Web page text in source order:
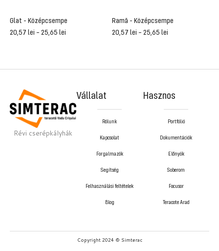
Glat - Középcsempe
20,57 lei – 25,65 lei
Ramă - Középcsempe
20,57 lei – 25,65 lei
Révi cserépkályhák
Vállalat
Rólunk
Kapcsolat
Forgalmazók
Segítség
Felhasználási feltételek
Blog
Hasznos
Portfólió
Dokumentációk
Előnyök
Soberom
Focusor
Teracote Arad
Copyright 2024 © Simterac